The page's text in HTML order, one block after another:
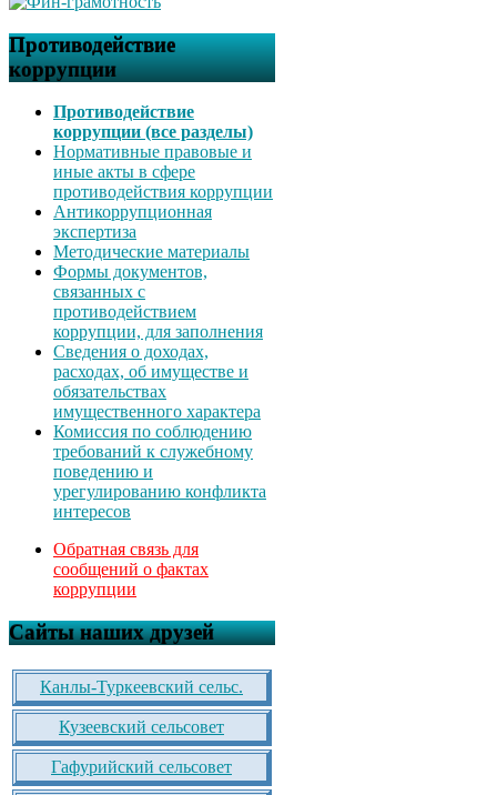
Противодействие
коррупции
Противодействие
коррупции (все разделы)
Нормативные правовые и
иные акты в сфере
противодействия коррупции
Антикоррупционная
экспертиза
Методические материалы
Формы документов,
связанных с
противодействием
коррупции, для заполнения
Сведения о доходах,
расходах, об имуществе и
обязательствах
имущественного характера
Комиссия по соблюдению
требований к служебному
поведению и
урегулированию конфликта
интересов
Обратная связь для
сообщений о фактах
коррупции
Сайты наших друзей
Канлы-Туркеевский сельс.
Кузеевский сельсовет
Гафурийский сельсовет